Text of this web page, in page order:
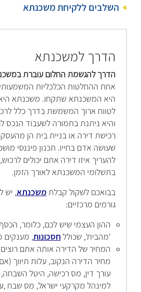
השלבים ללקיחת משכנתא
הדרך למשכנתא
הדרך להגשמת החלום עוברת
אחת ההחלטות הכלכליות
היא המשכנתא שתקחו. משכנתא היא
לטווח ארוך המשמשת בדרך כלל
והיא ניתנת בתמורה לשעבוד הנכס
רכישת דירה או בניית בית הן
שעושה אדם בחייו. תכנון פיננסי
להעריך איזו דירה אתם יכולים
בתשלומי המשכנתא לאורך הזמן.
בבואכם לשקול קבלתמשכנתא, יש
גורמים מרכזיים:
ההון העצמי שיש לכם, כלומר,
'מהבית', שכוללחסכונות, מענקים
המחיר של הדירה אותה אתם
מחיר הדירה הנקוב, עלות תיווך
עורך דין, מס רכישה, היטל
למינהל מקרקעי ישראל, מס שבח